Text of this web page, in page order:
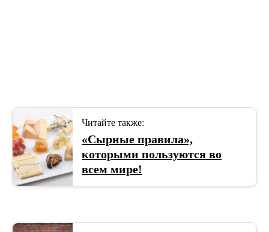
Читайте также:
«Сырные правила»,
которыми пользуются во
всем мире!